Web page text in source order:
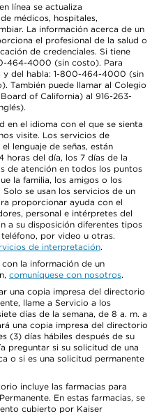
línea se actualiza
médicos, hospitales,
La información acerca de un
el profesional de la salud o
de credenciales. Si tiene
464-4000 (sin costo). Para
y del habla: 1-800-464-4000 (sin
También puede llamar al Colegio
of California) al 916-263-
en el idioma con el que se sienta
visite. Los servicios de
lenguaje de señas, están
horas del día, los 7 días de la
de atención en todos los puntos
la familia, los amigos o los
se usan los servicios de un
proporcionar ayuda con el
personal e intérpretes del
a su disposición diferentes tipos
por video u otras.
de interpretación.
la información de un
comuníquese con nosotros.
una copia impresa del directorio
llame a Servicio a los
días de la semana, de 8 a. m. a
una copia impresa del directorio
(3) días hábiles después de su
preguntar si su solicitud de una
o si es una solicitud permanente
incluye las farmacias para
En estas farmacias, se
cubierto por Kaiser